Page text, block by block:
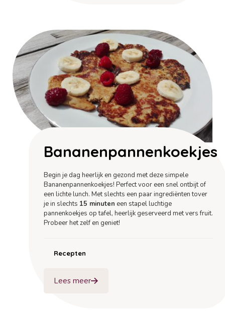
Bananenpannenkoekjes
Begin je dag heerlijk en gezond met deze simpele
Bananenpannenkoekjes! Perfect voor een snel ontbijt of
een lichte lunch. Met slechts een paar ingrediënten tover
je in slechts 15 minuten een stapel luchtige
pannenkoekjes op tafel, heerlijk geserveerd met vers fruit.
Probeer het zelf en geniet!
Recepten
Lees meer